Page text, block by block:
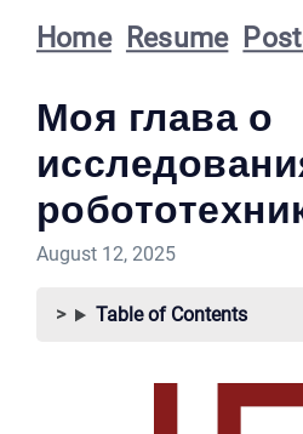
Home Resume
Моя глава о
August 12, 2025
Table of Contents